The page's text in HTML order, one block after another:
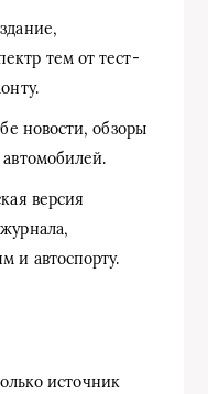
тем от тест-
новости, обзоры
версия
и автоспорту.
источник